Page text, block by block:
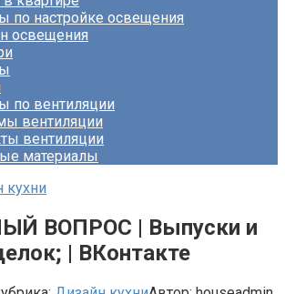
по настройке освещения
освещения
по вентиляции
вентиляции
вентиляции
материалы
кухни
ВОПРОС | Выпуски и
| ВКонтакте